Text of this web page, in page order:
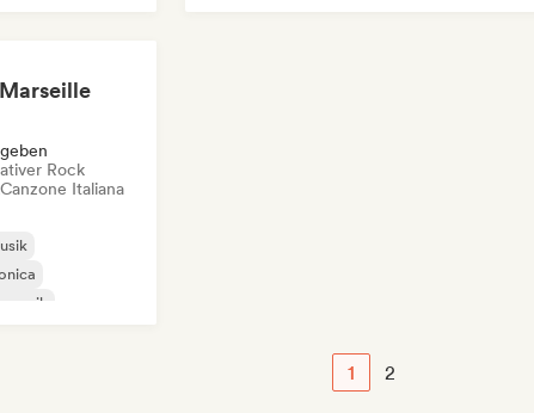
Rock
Canzone Italiana
1 2